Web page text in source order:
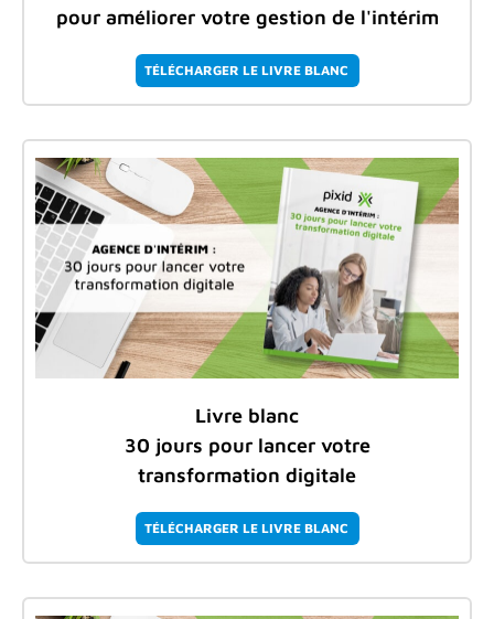
pour améliorer votre gestion de l'intérim
TÉLÉCHARGER LE LIVRE BLANC
Livre blanc
30 jours pour lancer votre
transformation digitale
TÉLÉCHARGER LE LIVRE BLANC